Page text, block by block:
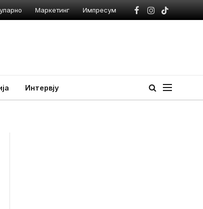
Маркетинг Импресум
Facebook
Instagram
TikTok
Интервју